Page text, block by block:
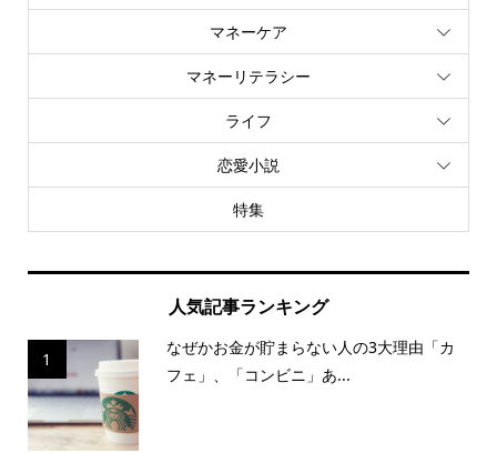
マネーケア
マネーリテラシー
ライフ
恋愛小説
特集
人気記事ランキング
1
なぜかお金が貯まらない人の3大理由「カ
フェ」、「コンビニ」あ...